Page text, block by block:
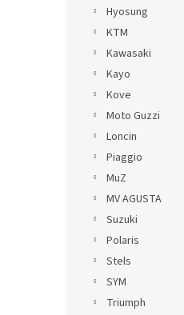
Hyosung
KTM
Kawasaki
Kayo
Kove
Moto Guzzi
Loncin
Piaggio
MuZ
MV AGUSTA
Suzuki
Polaris
Stels
SYM
Triumph